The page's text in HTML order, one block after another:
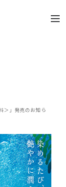
＞」発売のお知ら